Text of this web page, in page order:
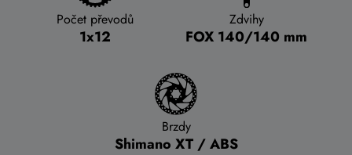
Počet převodů
1x12
Zdvihy
FOX 140/140 mm
Brzdy
Shimano XT / ABS